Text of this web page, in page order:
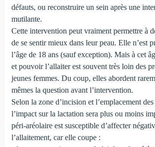
défauts, ou reconstruire un sein après une
mutilante.
Cette intervention peut vraiment permettre à
de se sentir mieux dans leur peau. Elle n’est
l’âge de 18 ans (sauf exception). Mais à cet
et pouvoir l’allaiter est souvent très loin des
jeunes femmes. Du coup, elles abordent
mêmes la question avant l’intervention.
Selon la zone d’incision et l’emplacement
l’impact sur la lactation sera plus ou moins
péri-aréolaire est susceptible d’affecter
l’allaitement, car elle coupe :